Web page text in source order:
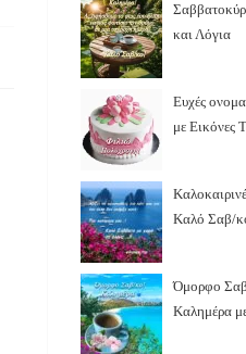
και Λόγια
Ευχές
με Εικόνες
Καλό Σαβ/
Όμορφο
Καλημέρα